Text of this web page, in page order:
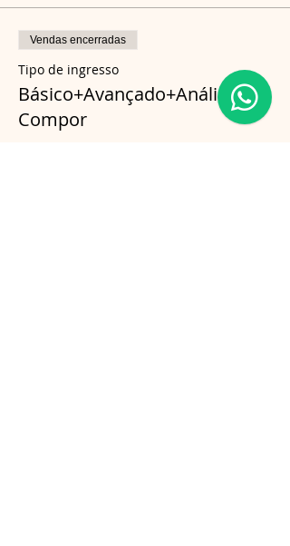
Vendas encerradas
Tipo de ingresso
Básico+Avançado+Análise
Compor